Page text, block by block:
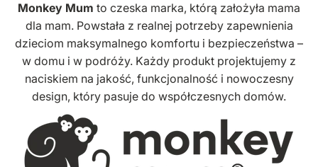
Monkey Mum to czeska marka, którą założyła mama
dla mam. Powstała z realnej potrzeby zapewnienia
dzieciom maksymalnego komfortu i bezpieczeństwa –
w domu i w podróży. Każdy produkt projektujemy z
naciskiem na jakość, funkcjonalność i nowoczesny
design, który pasuje do współczesnych domów.